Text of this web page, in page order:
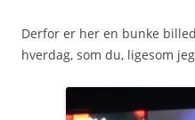
Derfor er her en bunke
hverdag, som du, ligesom